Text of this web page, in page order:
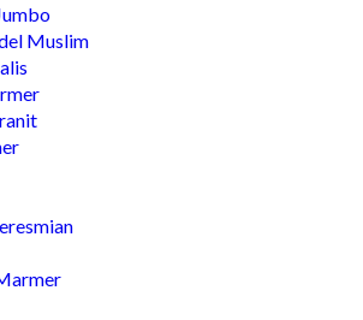
Muslim